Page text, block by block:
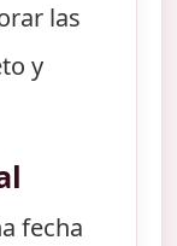
las
y
fecha